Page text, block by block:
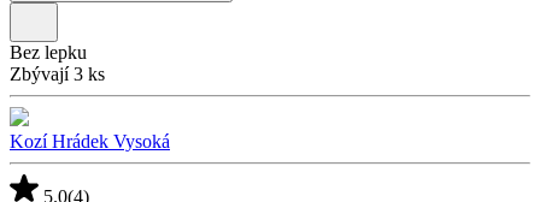
Bez lepku
Zbývají 3 ks
Kozí Hrádek Vysoká
5.0(4)